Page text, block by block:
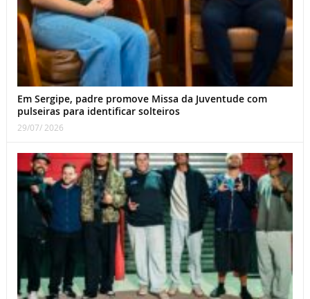
Em Sergipe, padre promove Missa da Juventude com
pulseiras para identificar solteiros
29/07/ 2026